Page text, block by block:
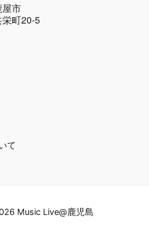
屋市
町20-5
て
Music Live@鹿児島